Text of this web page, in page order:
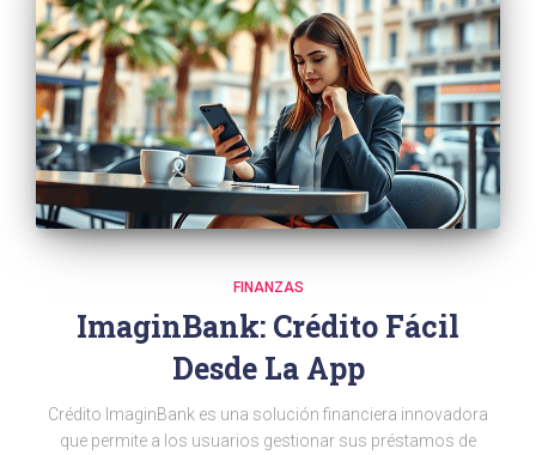
FINANZAS
ImaginBank: Crédito Fácil
Desde La App
Crédito ImaginBank es una solución financiera innovadora
que permite a los usuarios gestionar sus préstamos de